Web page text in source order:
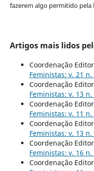
fazerem algo permitido pela
Artigos mais lidos
Coordenação
Feministas: v. 21 n.
Coordenação
Feministas: v. 13 n.
Coordenação
Feministas: v. 11 n.
Coordenação
Feministas: v. 13 n.
Coordenação
Feministas: v. 16 n.
Coordenação